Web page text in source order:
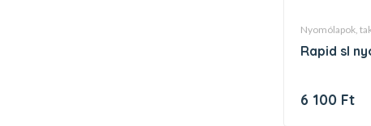
nyomólapok,
rapid sl
6 100 Ft